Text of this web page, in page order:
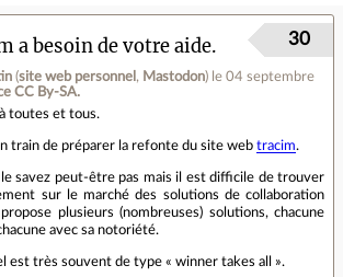
a besoin de votre aide.
(site web personnel , Mastodon) le 04 septembre
CC By‑SA.
30
toutes et tous.
train de préparer la refonte du site web tracim.
le savez peut-être pas mais il est difficile de trouver
sur le marché des solutions de collaboration
plusieurs (nombreuses) solutions, chacune
avec sa notoriété.
est très souvent de type « winner takes all ».